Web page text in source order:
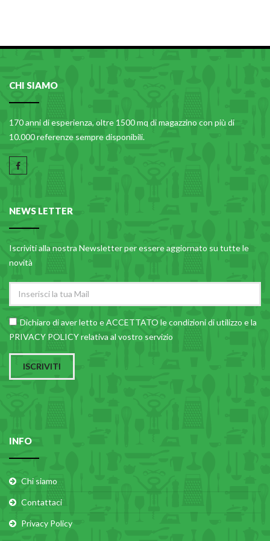
STOFFA
TENDI E STIRA
UTENSILI IN CUCINA
CHI SIAMO
170 anni di esperienza, oltre 1500 mq di magazzino con più di
10.000 referenze sempre disponibili.
NEWS LETTER
Iscriviti alla nostra Newsletter per essere aggiornato su tutte le
novità
Dichiaro di aver letto e ACCETTATO lecondizioni di utilizzo e la
PRIVACY POLICY relativa al vostro servizio
ISCRIVITI
INFO
Chi siamo
Contattaci
Privacy Policy